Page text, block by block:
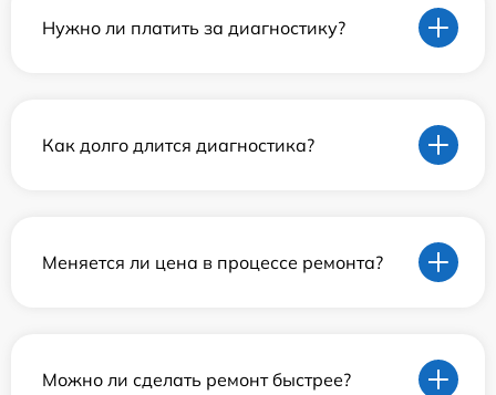
Нужно ли платить за диагностику?
Как долго длится диагностика?
Меняется ли цена в процессе ремонта?
Можно ли сделать ремонт быстрее?